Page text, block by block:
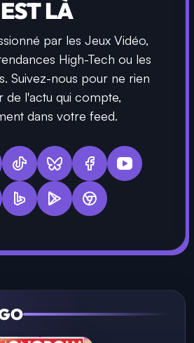
EST LÀ
par les Jeux Vidéo,
High-Tech ou les
Suivez-nous pour ne rien
de l'actu qui compte,
dans votre feed.